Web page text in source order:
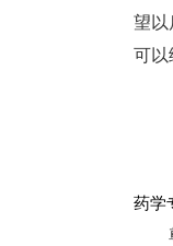
望以
可以
药学